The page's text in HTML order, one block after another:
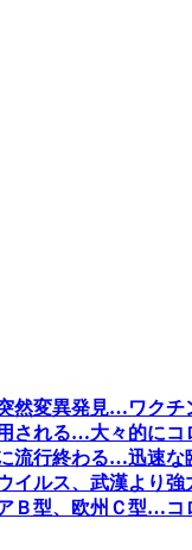
然変異発見…ワクチ
される…大々的にコ
流行終わる…迅速な
イルス、武漢より
Ｂ型、欧州Ｃ型…コ